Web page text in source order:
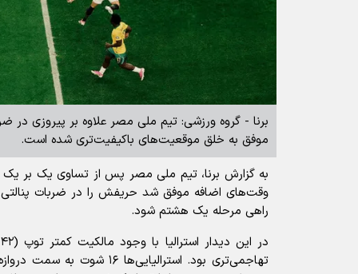
برنا - گروه ورزشی: تیم ملی مصر علاوه بر پیروزی در
موفق به خلق موقعیت‌های باکیفیت‌تری شده است.
به گزارش برنا، تیم ملی مصر پس از تساوی یک بر یک
راهی مرحله یک هشتم شود.